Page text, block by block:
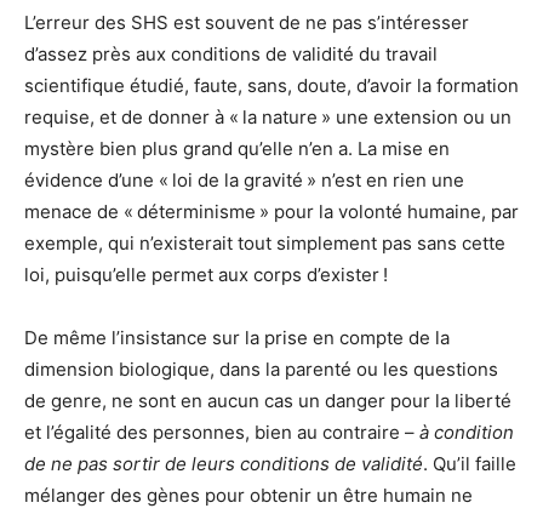
L’erreur des SHS est souvent de ne pas s’intéresser
d’assez près aux conditions de validité du travail
scientifique étudié, faute, sans, doute, d’avoir la formation
requise, et de donner à « la nature » une extension ou un
mystère bien plus grand qu’elle n’en a. La mise en
évidence d’une « loi de la gravité » n’est en rien une
menace de « déterminisme » pour la volonté humaine, par
exemple, qui n’existerait tout simplement pas sans cette
loi, puisqu’elle permet aux corps d’exister !
De même l’insistance sur la prise en compte de la
dimension biologique, dans la parenté ou les questions
de genre, ne sont en aucun cas un danger pour la liberté
et l’égalité des personnes, bien au contraire – à condition
de ne pas sortir de leurs conditions de validité. Qu’il faille
mélanger des gènes pour obtenir un être humain ne